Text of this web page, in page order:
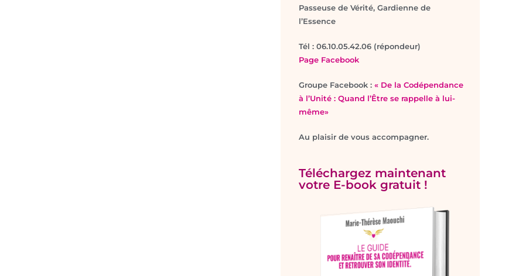
Passeuse de Vérité, Gardienne de
l’Essence
Tél : 06.10.05.42.06 (répondeur)
Page Facebook
Groupe Facebook :« De la Codépendance
à l’Unité : Quand l’Être se rappelle à lui-
même»
Au plaisir de vous accompagner.
Téléchargez maintenant
votre E-book gratuit !